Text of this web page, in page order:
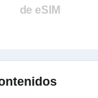
de eSIM